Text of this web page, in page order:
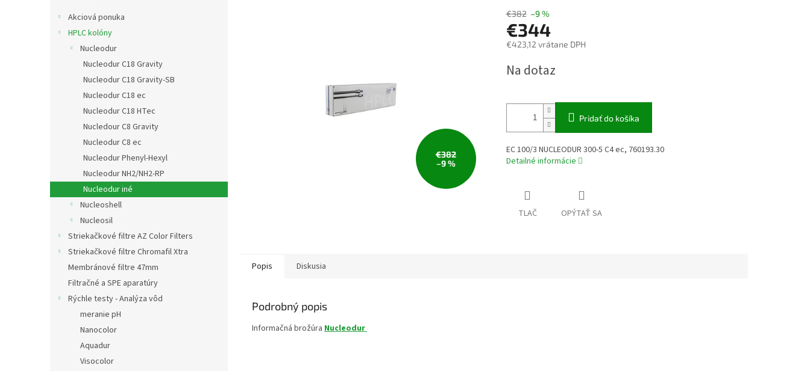
Akciová ponuka
HPLC kolóny
Nucleodur
Nucleodur C18 Gravity
Nucleodur C18 Gravity-SB
Nucleodur C18 ec
Nucleodur C18 HTec
Nucledour C8 Gravity
Nucleodur C8 ec
Nucleodur Phenyl-Hexyl
Nucleodur NH2/NH2-RP
Nucleodur iné
Nucleoshell
Nucleosil
Striekačkové filtre AZ Color Filters
Striekačkové filtre Chromafil Xtra
Membránové filtre 47mm
Filtračné a SPE aparatúry
Rýchle testy - Analýza vôd
meranie pH
Nanocolor
Aquadur
Visocolor
€382
–9 %
€382 –9 %
€344
€423,12 vrátane DPH
cena:
Na dotaz
Pridať do košíka
EC 100/3 NUCLEODUR 300-5 C4 ec, 760193.30
Detailné informácie
TLAČ OPÝTAŤ SA
Popis Diskusia
Podrobný popis
Informačná brožúra Nucleodur